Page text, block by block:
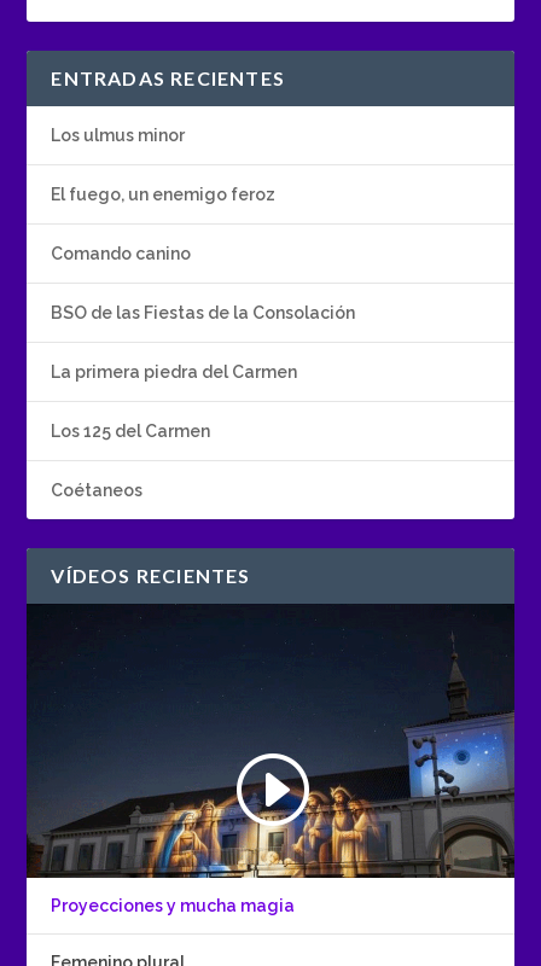
ENTRADAS RECIENTES
Los ulmus minor
El fuego, un enemigo feroz
Comando canino
BSO de las Fiestas de la Consolación
La primera piedra del Carmen
Los 125 del Carmen
Coétaneos
VÍDEOS RECIENTES
Proyecciones y mucha magia